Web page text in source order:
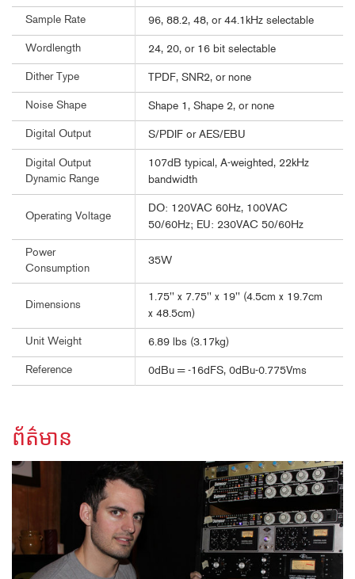
Sample Rate 96, 88.2, 48, or 44.1kHz selectable
Wordlength 24, 20, or 16 bit selectable
Dither Type TPDF, SNR2, or none
Noise Shape Shape 1, Shape 2, or none
Digital Output S/PDIF or AES/EBU
Digital Output
Dynamic Range
107dB typical, A-weighted, 22kHz
bandwidth
Operating Voltage
DO: 120VAC 60Hz, 100VAC
50/60Hz; EU: 230VAC 50/60Hz
Power
Consumption
35W
Dimensions
1.75'' x 7.75'' x 19'' (4.5cm x 19.7cm
x 48.5cm)
Unit Weight 6.89 lbs (3.17kg)
Reference 0dBu = -16dFS, 0dBu-0.775Vms
ព័ត៌មាន